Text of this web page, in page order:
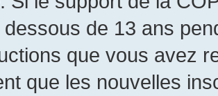
de 13 ans
que vous avez
que les nouvelles